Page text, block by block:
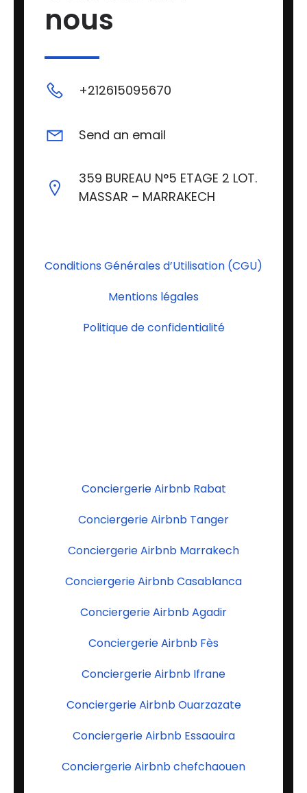
nous
+212615095670
Send an email
359 BUREAU N°5 ETAGE 2 LOT.
MASSAR – MARRAKECH
Conditions Générales d’Utilisation (CGU)
Mentions légales
Politique de confidentialité
Conciergerie Airbnb Rabat
Conciergerie Airbnb Tanger
Conciergerie Airbnb Marrakech
Conciergerie Airbnb Casablanca
Conciergerie Airbnb Agadir
Conciergerie Airbnb Fès
Conciergerie Airbnb Ifrane
Conciergerie Airbnb Ouarzazate
Conciergerie Airbnb Essaouira
Conciergerie Airbnb chefchaouen